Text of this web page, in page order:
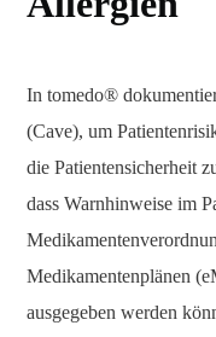
In tomedo®
(Cave), um
die Patientensicherheit
dass Warnhinweise im
Medikamentenplänen
ausgegeben werden